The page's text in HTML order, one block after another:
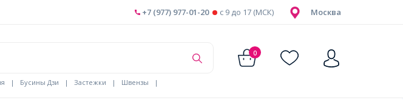
Москва
+7 (977) 977-01-20 c 9 до 17 (МСК)
0
| Бусины Дзи | Застежки | Швензы
|